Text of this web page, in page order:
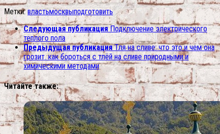
Метки: властьмосквыподготовить
Следующая публикация Подключение электрического
теплого пола
Предыдущая публикация Тля на сливе: что это и чем она
грозит. как бороться с тлёй на сливе природными и
химическими методами
Читайте также: